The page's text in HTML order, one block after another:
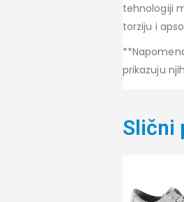
tehnologiji
torziju i
prikazuju
Slični